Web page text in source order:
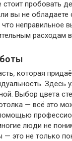
пробовать
вы не
неправильное
расходам
которая
Здесь
Выбор цвета
— всё это
люди не
это не только